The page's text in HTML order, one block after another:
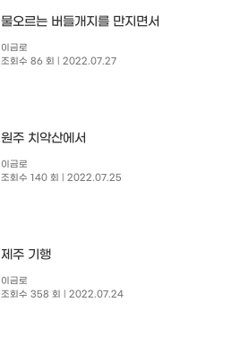
물오르는 버들개지를 만지면서
이금로
조회수 86 회
| 2022.07.27
원주 치악산에서
이금로
조회수 140 회
| 2022.07.25
제주 기행
이금로
조회수 358 회
| 2022.07.24